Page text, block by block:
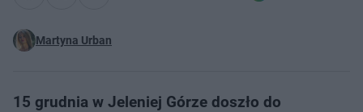
Martyna Urban
15 grudnia w Jeleniej Górze doszło do